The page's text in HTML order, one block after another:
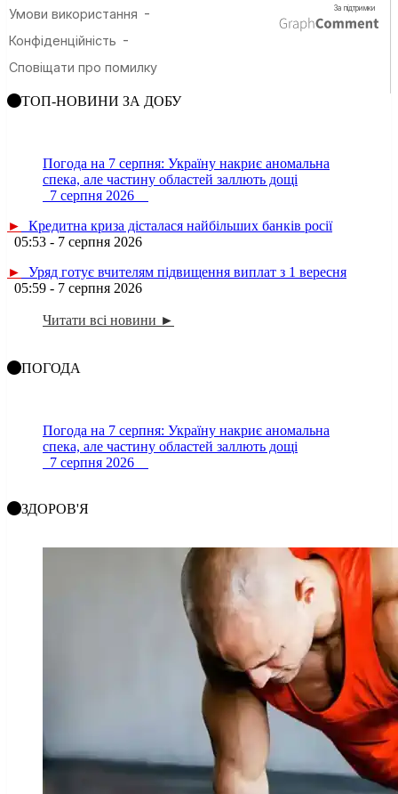
ТОП-НОВИНИ ЗА ДОБУ
Погода на 7 серпня: Україну накриє аномальна
спека, але частину областей заллють дощі
7 серпня 2026
►
Кредитна криза дісталася найбільших банків росії
05:53 - 7 серпня 2026
►
Уряд готує вчителям підвищення виплат з 1 вересня
05:59 - 7 серпня 2026
Читати всі новини ►
ПОГОДА
Погода на 7 серпня: Україну накриє аномальна
спека, але частину областей заллють дощі
7 серпня 2026
ЗДОРОВ'Я